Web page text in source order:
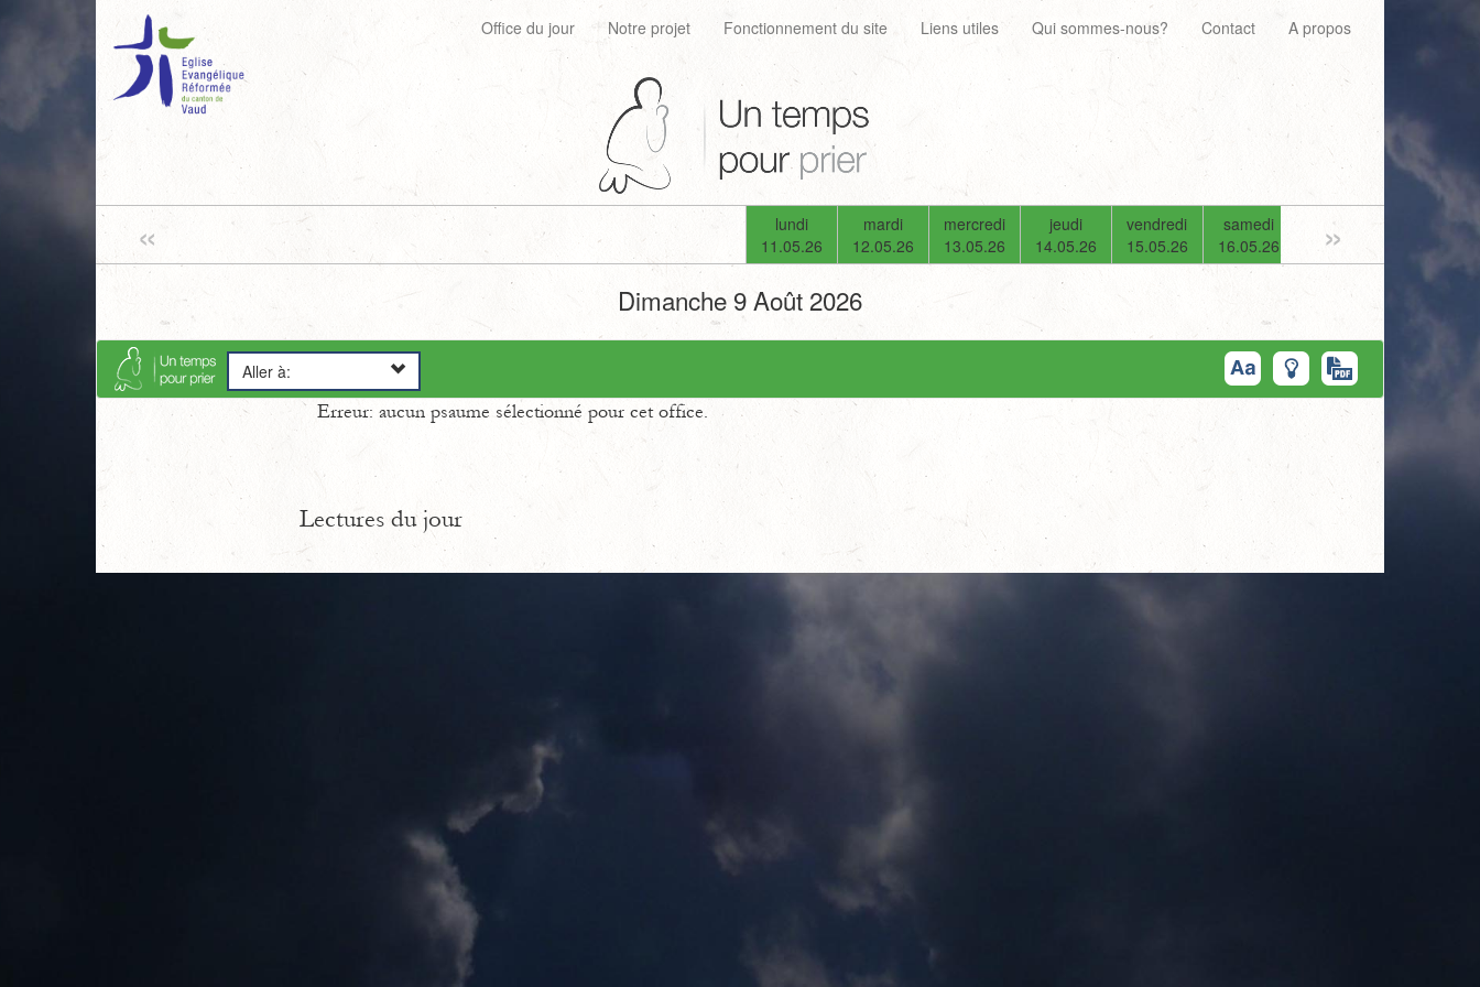
Office du jour Notre projet Fonctionnement du site Liens utiles Qui sommes-nous? Contact A propos
«
lundi
11.05.26
mardi
12.05.26
mercredi
13.05.26
jeudi
14.05.26
vendredi
15.05.26
samedi
16.05.26
17.05.26
»
Dimanche 9 Août 2026
Aller à:
Erreur: aucun psaume sélectionné pour cet office.
Lectures du jour